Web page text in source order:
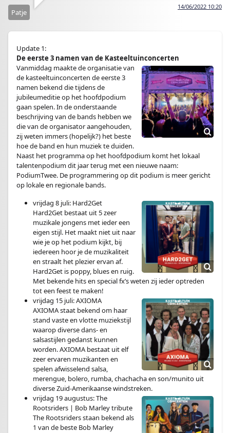
14/06/2022 10:20
Patje
Update 1:
De eerste 3 namen van de Kasteeltuinconcerten
Vanmiddag maakte de organisatie van
de kasteeltuinconcerten de eerste 3
namen bekend die tijdens de
jubileumeditie op het hoofdpodium
gaan spelen. In de onderstaande
beschrijving van de bands hebben we
die van de organisator aangehouden,
zij weten immers (hopelijk?) het beste
hoe de band en hun muziek te duiden.
Naast het programma op het hoofdpodium komt het lokaal
talentenpodium dit jaar terug met een nieuwe naam:
PodiumTwee. De programmering op dit podium is meer gericht
op lokale en regionale bands.
vrijdag 8 juli: Hard2Get
Hard2Get bestaat uit 5 zeer
muzikale jongens met ieder een
eigen stijl. Het maakt niet uit naar
wie je op het podium kijkt, bij
iedereen hoor je de muzikaliteit
en straalt het plezier ervan af.
Hard2Get is poppy, blues en ruig.
Met bekende hits en special fx’s weten zij ieder optreden
tot een feest te maken!
vrijdag 15 juli: AXIOMA
AXIOMA staat bekend om haar
stand vaste en vlotte muziekstijl
waarop diverse dans- en
salsastijlen gedanst kunnen
worden. AXIOMA bestaat uit elf
zeer ervaren muzikanten en
spelen afwisselend salsa,
merengue, bolero, rumba, chachacha en son/munito uit
diverse Zuid-Amerikaanse windstreken.
vrijdag 19 augustus: The
Rootsriders | Bob Marley tribute
The Rootsriders staan bekend als
1 van de beste Bob Marley